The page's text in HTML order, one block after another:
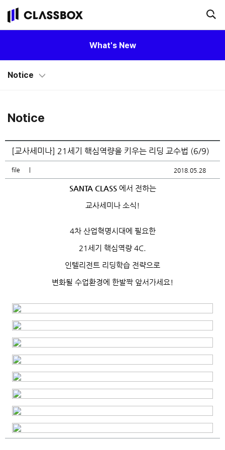
What's New
Notice
Notice
[교사세미나] 21세기 핵심역량을 키우는 리딩 교수법 (6/9)
file 2018.05.28
SANTA CLASS에서 전하는
교사세미나 소식!
4차 산업혁명시대에 필요한
21세기 핵심역량 4C.
인텔리전트 리딩학습 전략으로
변화될 수업환경에 한발짝 앞서가세요!